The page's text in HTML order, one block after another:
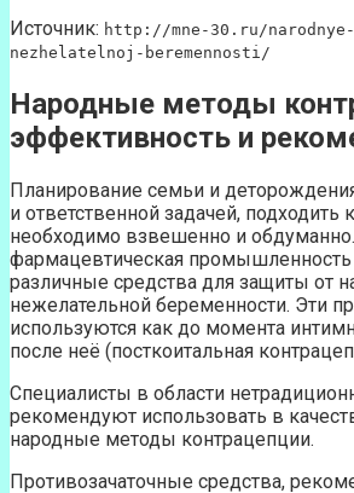
Источник: http://mne-30.ru/
nezhelatelnoj-beremennosti/
Народные методы
эффективность и
Планирование семьи и
и ответственной задачей,
необходимо взвешенно и
фармацевтическая
различные средства для защиты от
нежелательной беременности. Эти
используются как до момента
после неё (посткоитальная
Специалисты в области
рекомендуют использовать в
народные методы контрацепции.
Противозачаточные средства,